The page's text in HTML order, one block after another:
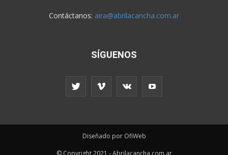
Contáctanos: aira@abrilacancha.com.ar
SÍGUENOS
Diseñado por OfiWeb